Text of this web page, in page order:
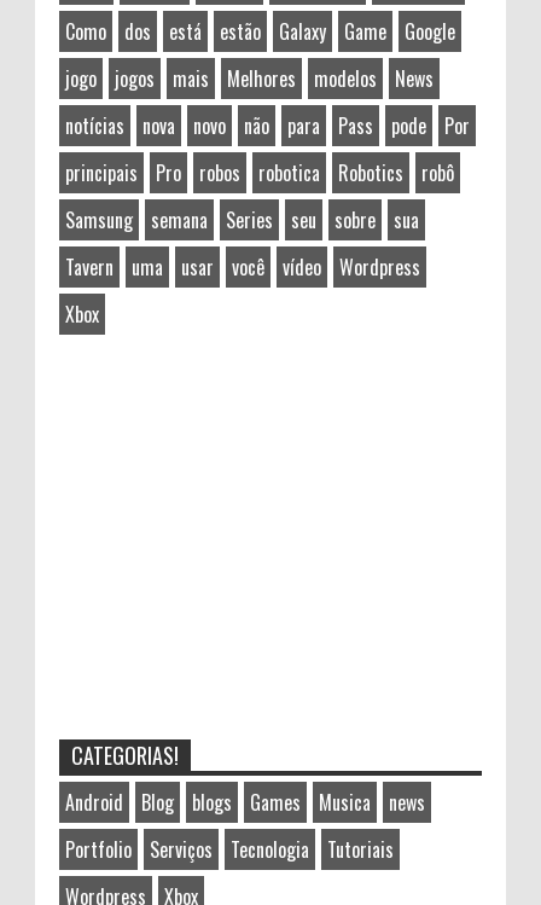
Como
dos está estão Galaxy Game
Google
jogo
jogos mais Melhores modelos
News
notícias
nova novo não para Pass pode
Por
principais
Pro robos robotica Robotics
robô
Samsung
semana Series seu sobre
sua
Tavern
uma usar você vídeo
Wordpress
Xbox
CATEGORIAS!
Android Blog blogs Games Musica
news
Portfolio
Serviços Tecnologia
Tutoriais
Wordpress
Xbox